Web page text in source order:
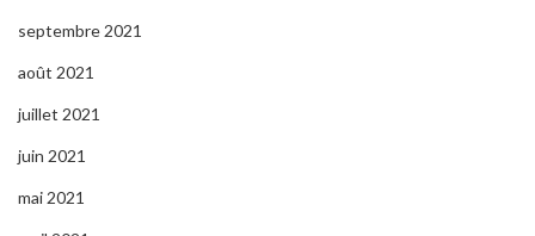
septembre 2021
août 2021
juillet 2021
juin 2021
mai 2021